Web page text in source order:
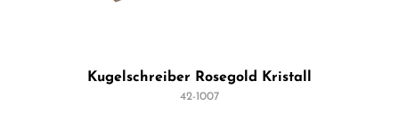
Kugelschreiber Rosegold Kristall
42-1007